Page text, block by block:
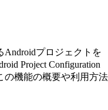
Androidプロジェクトを
Project Configuration
の機能の概要や利用方法